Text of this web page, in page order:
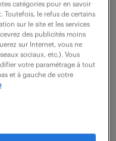
production
catégories pour en savoir
Toutefois, le refus de certains
sur le site et les services
des publicités moins
sur Internet, vous ne
sociaux, etc.). Vous
votre paramétrage à tout
et à gauche de votre